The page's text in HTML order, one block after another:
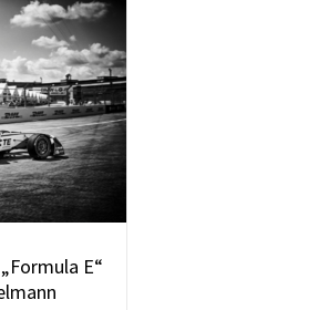
E“